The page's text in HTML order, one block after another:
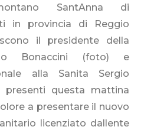
SantAnna di
in provincia di Reggio
il presidente della
Bonaccini (foto) e
alla Sanita Sergio
presenti questa mattina
a presentare il nuovo
licenziato dallente